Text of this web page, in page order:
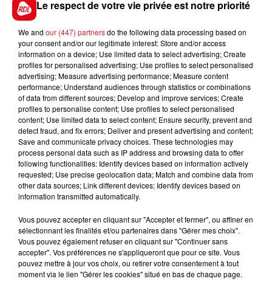
FIL D'ACTUS
15 juillet 2026
BÉTHUNE: ENQUÊTE POUR HOMICIDE
VOLONTAIRE EN COURS, APRÈS LA...
Selon les premiers éléments, le logement servait
à des prostituées
Le respect de votre vie privée est notre priorité
We and our (447) partnersdo the following data processing based on
your consent and/or our legitimate interest: Store and/or access
information on a device; Use limited data to select advertising; Create
profiles for personalised advertising; Use profiles to select personalised
advertising; Measure advertising performance; Measure content
performance; Understand audiences through statistics or combinations
of data from different sources; Develop and improve services; Create
profiles to personalise content; Use profiles to select personalised
content; Use limited data to select content; Ensure security, prevent and
detect fraud, and fix errors; Deliver and present advertising and content;
Save and communicate privacy choices. These technologies may
process personal data such as IP address and browsing data to offer
following functionalities: Identify devices based on information actively
requested; Use precise geolocation data; Match and combine data from
other data sources; Link different devices; Identify devices based on
information transmitted automatically.
Vous pouvez accepter en cliquant sur "Accepter et fermer", ou affiner en
sélectionnant les finalités et/ou partenaires dans "Gérer mes choix".
Vous pouvez également refuser en cliquant sur "Continuer sans
accepter". Vos préférences ne s'appliqueront que pour ce site. Vous
pouvez mettre à jour vos choix, ou retirer votre consentement à tout
moment via le lien "Gérer les cookies" situé en bas de chaque page.